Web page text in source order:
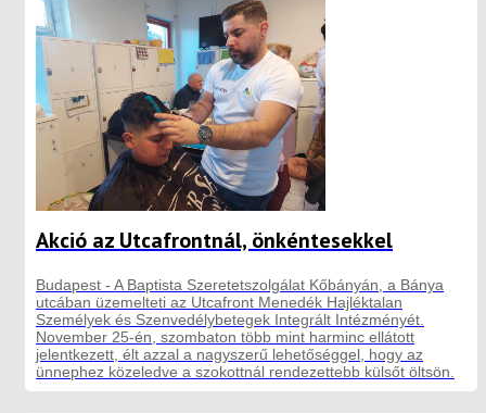
Akció az Utcafrontnál, önkéntesekkel
Budapest - A Baptista Szeretetszolgálat Kőbányán, a Bánya
utcában üzemelteti az Utcafront Menedék Hajléktalan
Személyek és Szenvedélybetegek Integrált Intézményét.
November 25-én, szombaton több mint harminc ellátott
jelentkezett, élt azzal a nagyszerű lehetőséggel, hogy az
ünnephez közeledve a szokottnál rendezettebb külsőt öltsön.